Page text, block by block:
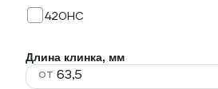
420НС
Длина клинка, мм
от